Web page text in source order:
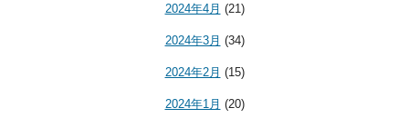
2024年4月 (21)
2024年3月 (34)
2024年2月 (15)
2024年1月 (20)